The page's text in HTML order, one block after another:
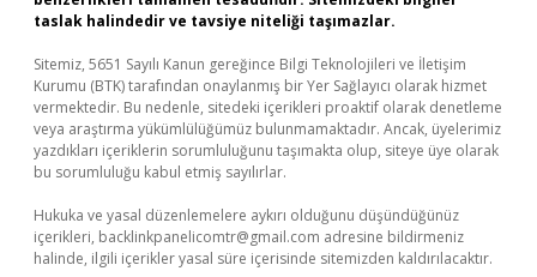
taslak halindedir ve tavsiye niteliği taşımazlar.
Sitemiz, 5651 Sayılı Kanun gereğince Bilgi Teknolojileri ve İletişim
Kurumu (BTK) tarafından onaylanmış bir Yer Sağlayıcı olarak hizmet
vermektedir. Bu nedenle, sitedeki içerikleri proaktif olarak denetleme
veya araştırma yükümlülüğümüz bulunmamaktadır. Ancak, üyelerimiz
yazdıkları içeriklerin sorumluluğunu taşımakta olup, siteye üye olarak
bu sorumluluğu kabul etmiş sayılırlar.
Hukuka ve yasal düzenlemelere aykırı olduğunu düşündüğünüz
içerikleri, backlinkpanelicomtr@gmail.com adresine bildirmeniz
halinde, ilgili içerikler yasal süre içerisinde sitemizden kaldırılacaktır.